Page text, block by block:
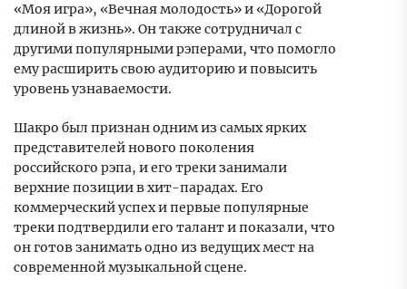
«Моя игра», «Вечная молодость» и «Дорогой
длиной в жизнь». Он также сотрудничал с
другими популярными рэперами, что помогло
ему расширить свою аудиторию и повысить
уровень узнаваемости.
Шакро был признан одним из самых ярких
представителей нового поколения
российского рэпа, и его треки занимали
верхние позиции в хит-парадах. Его
коммерческий успех и первые популярные
треки подтвердили его талант и показали, что
он готов занимать одно из ведущих мест на
современной музыкальной сцене.